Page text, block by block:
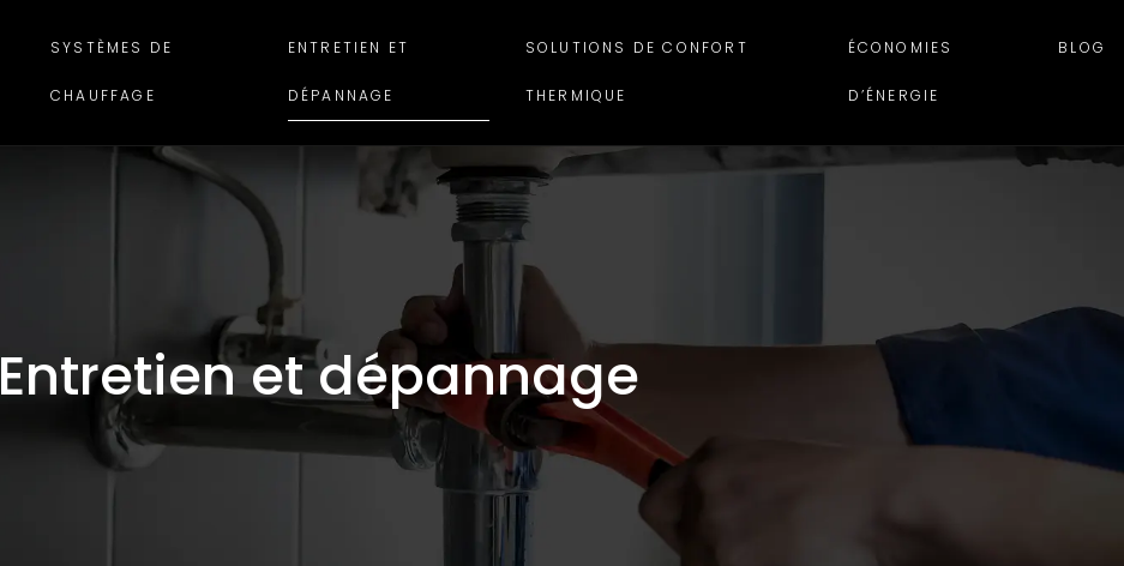
SYSTÈMES DE
CHAUFFAGE
ENTRETIEN ET
DÉPANNAGE
SOLUTIONS DE CONFORT
THERMIQUE
ÉCONOMIES
D’ÉNERGIE
BLOG
Entretien et dépannage